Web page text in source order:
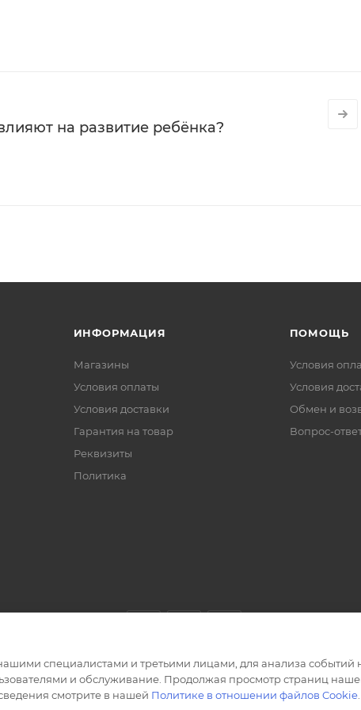
на развитие ребёнка?
ИНФОРМАЦИЯ
Магазины
Условия оплаты
Условия доставки
Гарантия на товар
Реквизиты
Политика
ПОМОЩЬ
Условия
Условия
Обмен и
Вопрос-
специалистами и третьими лицами, для анализа событий
и обслуживание. Продолжая просмотр страниц
смотрите в нашей Политике в отношении файлов Cookie